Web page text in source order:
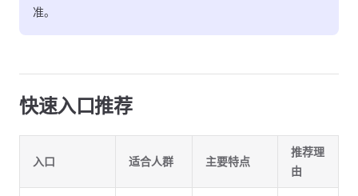
准。
快速入口推荐
入口 适合人群 主要特点
推荐理
由